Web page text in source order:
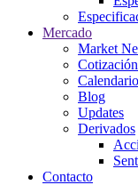
Mercado
Market
Blog
Updates
Derivados
Contacto